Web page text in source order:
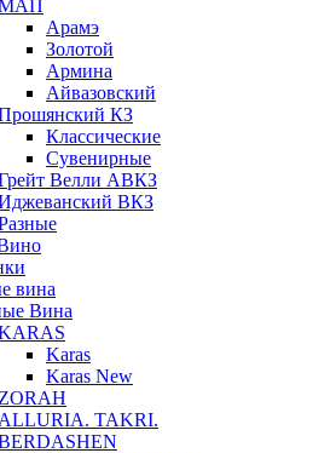
Арамэ
Золотой
Армина
Айвазовский
КЗ
Классические
Сувенирные
Велли АВКЗ
ВКЗ
вина
Вина
Karas
Karas New
ZORAH
ALLURIA. TAKRI.